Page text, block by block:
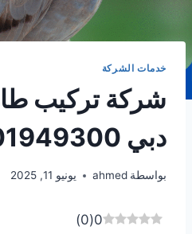
خدمات الشركة
شركة تركيب
دبي 0501949300
بواسطة ahmed يونيو 11, 2025
0
(
0
)